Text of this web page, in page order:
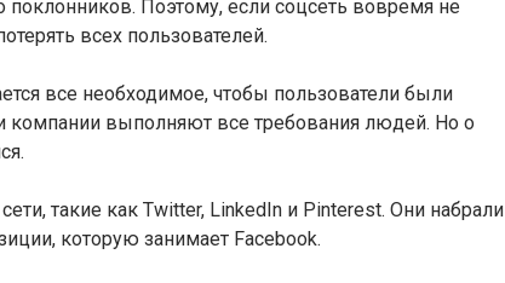
поклонников. Поэтому, если соцсеть вовремя не
всех пользователей.
все необходимое, чтобы пользователи были
компании выполняют все требования людей. Но о
такие как Twitter, LinkedIn и Pinterest. Они набрали
которую занимает Facebook.